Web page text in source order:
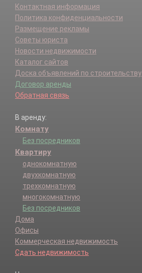
Контактная информация
Политика конфиденциальности
Размещение рекламы
Советы юриста
Новости недвижимости
Каталог сайтов
Доска объявлений по строительству
Договор аренды
Обратная связь
В аренду:
Комнату
Без посредников
Квартиру
однокомнатную
двухкомнатную
трехкомнатную
многокомнатную
Без посредников
Дома
Офисы
Коммерческая недвижимость
Сдать недвижимость